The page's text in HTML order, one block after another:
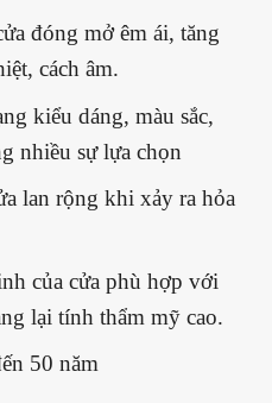
đóng mở êm ái, tăng
cách âm.
kiểu dáng, màu sắc,
nhiều sự lựa chọn
lan rộng khi xảy ra hỏa
của cửa phù hợp với
lại tính thẩm mỹ cao.
50 năm